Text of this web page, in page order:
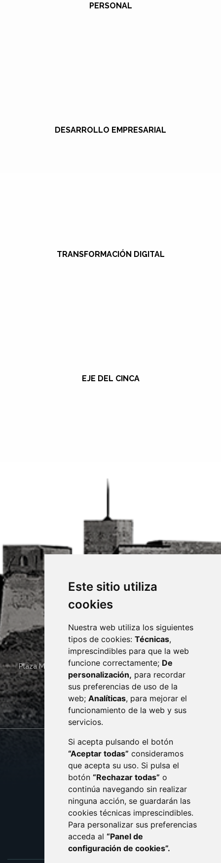
Este sitio utiliza
cookies
Nuestra web utiliza los siguientes
tipos de cookies: Técnicas,
imprescindibles para que la web
funcione correctamente; De
personalización, para recordar
sus preferencias de uso de la
web; Analíticas, para mejorar el
funcionamiento de la web y sus
servicios.
Si acepta pulsando el botón
“Aceptar todas” consideramos
que acepta su uso. Si pulsa el
botón “Rechazar todas” o
continúa navegando sin realizar
ninguna acción, se guardarán las
cookies técnicas imprescindibles.
Para personalizar sus preferencias
acceda al “Panel de
configuración de cookies”.
PERSONAL
DESARROLLO EMPRESARIAL
TRANSFORMACIÓN DIGITAL
EJE DEL CINCA
Plaza Mayor 4 22400 MONZÓN - ARAGÓN (ESPAÑA)
· (34) 974 400 700 ·
sac@monzon.es
monzon.es
CONTACTO
AVISO LEGAL
PROTECCIÓN DE DATOS
POLÍTICA DE COOKIES
ACCESIBILIDAD
ENLACE EXTERNO AL